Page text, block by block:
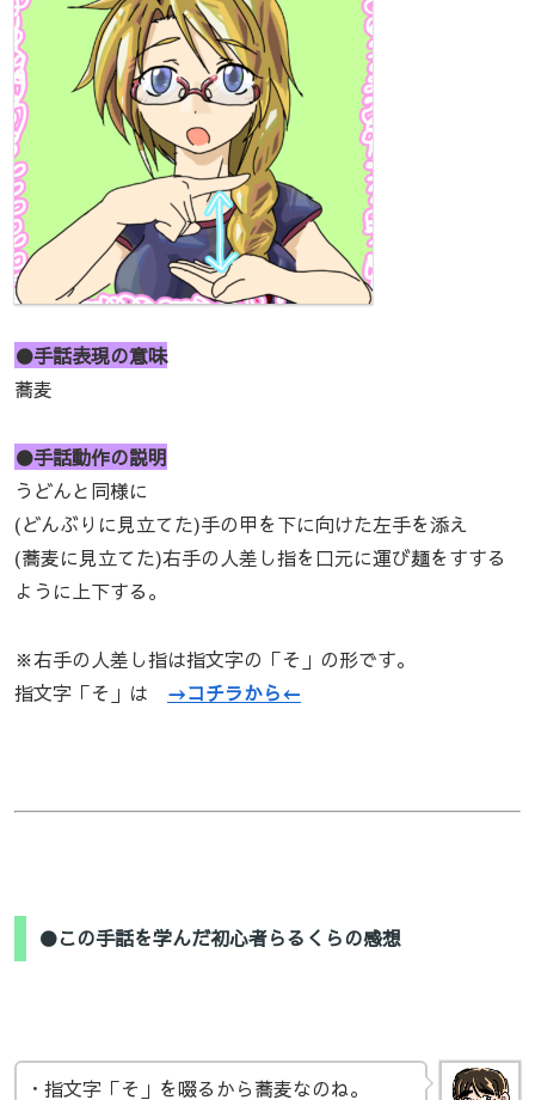
●手話表現の意味
蕎麦
●手話動作の説明
うどんと同様に
(どんぶりに見立てた)手の甲を下に向けた左手を添え
(蕎麦に見立てた)右手の人差し指を口元に運び麺をすする
ように上下する。
※右手の人差し指は指文字の「そ」の形です。
指文字「そ」は →コチラから←
●この手話を学んだ初心者らるくらの感想
・指文字「そ」を啜るから蕎麦なのね。